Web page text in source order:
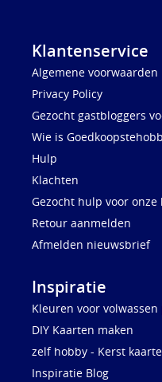
Klantenservice
Algemene voorwaarden
Privacy Policy
Gezocht gastbloggers
Wie is
Hulp
Klachten
Gezocht hulp voor onze
Retour aanmelden
Afmelden nieuwsbrief
Inspiratie
Kleuren voor
DIY Kaarten maken
zelf hobby - Kerst
Inspiratie Blog